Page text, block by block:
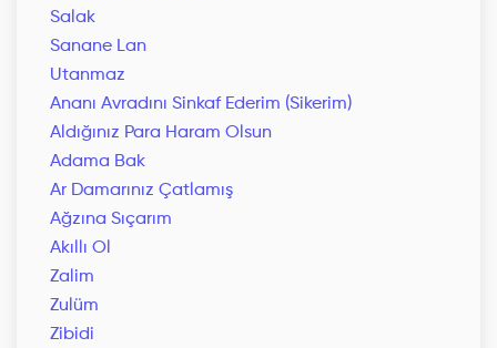
Salak
Sanane Lan
Utanmaz
Ananı Avradını Sinkaf Ederim (Sikerim)
Aldığınız Para Haram Olsun
Adama Bak
Ar Damarınız Çatlamış
Ağzına Sıçarım
Akıllı Ol
Zalim
Zulüm
Zibidi